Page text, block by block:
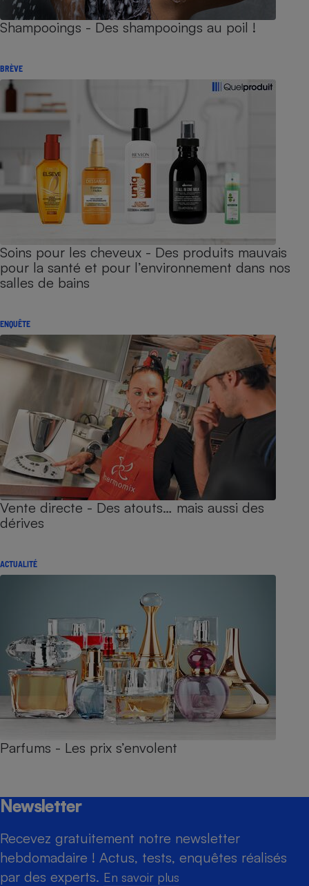
Shampooings - Des shampooings au poil !
BRÈVE
Soins pour les cheveux - Des produits mauvais
pour la santé et pour l’environnement dans nos
salles de bains
ENQUÊTE
Vente directe - Des atouts… mais aussi des
dérives
ACTUALITÉ
Parfums - Les prix s’envolent
Newsletter
Recevez gratuitement notre newsletter
hebdomadaire ! Actus, tests, enquêtes réalisés
par des experts. En savoir plus